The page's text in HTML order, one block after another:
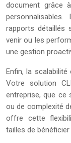
document grâce
rapports détaillés
venir ou les
une gestion
Enfin, la
Votre solution
entreprise, que ce
ou de complexité
offre cette
tailles de